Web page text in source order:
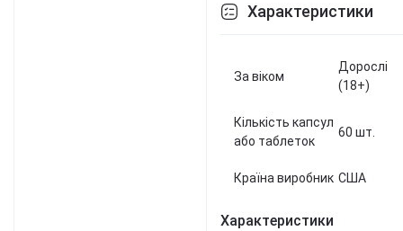
Характеристики
За віком
Дорослі
(18+)
Кількість капсул
або таблеток
60 шт.
Країна виробник США
Характеристики